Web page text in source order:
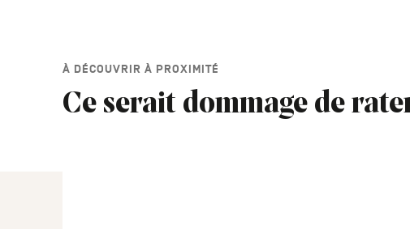
À DÉCOUVRIR À PROXIMITÉ
Ce serait dommage de